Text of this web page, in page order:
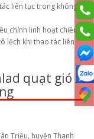
liên tục trong không
chỉnh linh hoạt chiều
lệch khi thao tác liên
quạt gió 2
Triều, huyện Thanh